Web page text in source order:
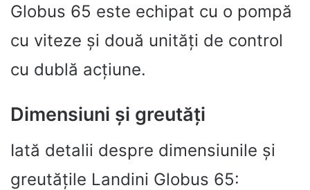
Globus 65 este echipat cu o pompă
cu viteze și două unități de control
cu ​​dublă acțiune.
Dimensiuni și greutăți
Iată detalii despre dimensiunile și
greutățile Landini Globus 65: